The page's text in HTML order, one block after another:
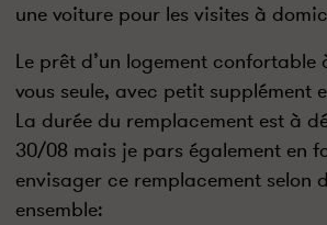
une voiture pour les visites à
Le prêt d’un logement
vous seule, avec petit supplément
La durée du remplacement est à
30/08 mais je pars également en
envisager ce remplacement selon
ensemble: